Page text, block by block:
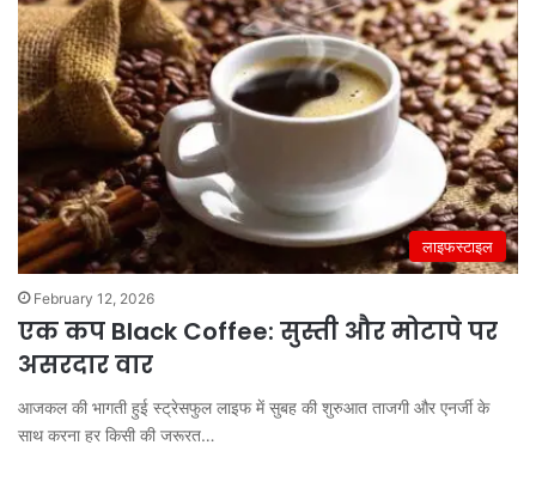
लाइफस्टाइल
February 12, 2026
एक कप Black Coffee: सुस्ती और मोटापे पर
असरदार वार
आजकल की भागती हुई स्ट्रेसफुल लाइफ में सुबह की शुरुआत ताजगी और एनर्जी के
साथ करना हर किसी की जरूरत…